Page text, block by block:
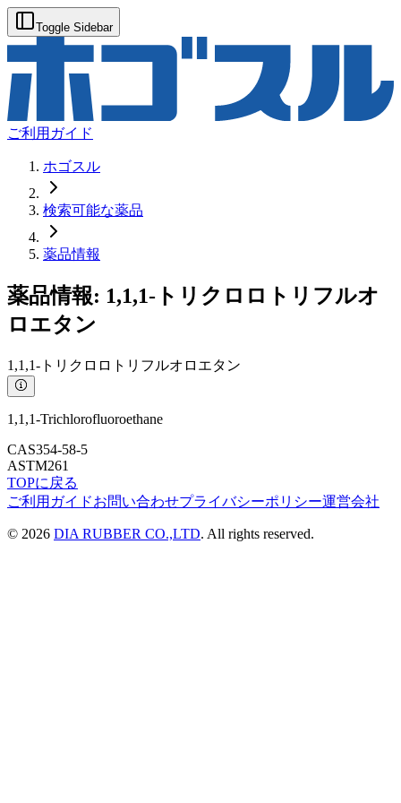
Toggle Sidebar
ご利用ガイド
ホゴスル
検索可能な薬品
薬品情報
薬品情報: 1,1,1-トリクロロトリフルオ
ロエタン
1,1,1-トリクロロトリフルオロエタン
1,1,1-Trichlorofluoroethane
CAS354-58-5
ASTM261
TOPに戻る
ご利用ガイドお問い合わせプライバシーポリシー運営会社
© 2026 DIA RUBBER CO.,LTD. All rights reserved.